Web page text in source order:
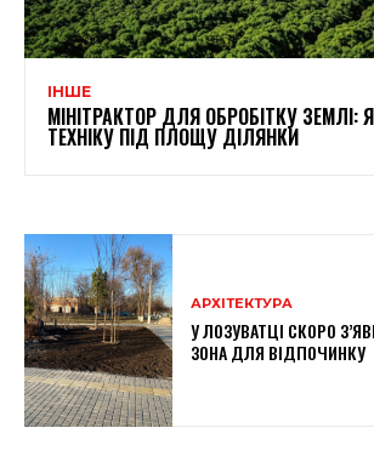
ІНШЕ
МІНІТРАКТОР ДЛЯ ОБРОБІТКУ ЗЕМЛІ:
ТЕХНІКУ ПІД ПЛОЩУ ДІЛЯНКИ
АРХІТЕКТУРА
У ЛОЗУВАТЦІ СКОРО
ЗОНА ДЛЯ ВІДПОЧИНКУ